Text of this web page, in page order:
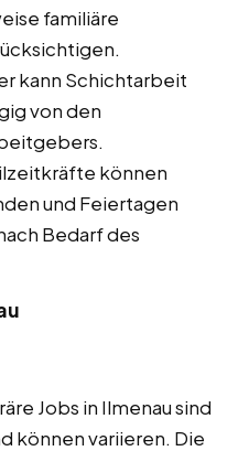
familiäre
kann Schichtarbeit
von den
können
und Feiertagen
Bedarf des
Jobs in Ilmenau sind
können variieren. Die